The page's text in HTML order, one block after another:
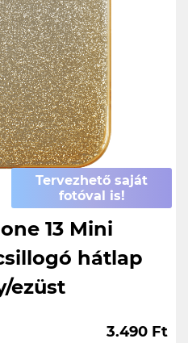
Tervezhető saját
fotóval is!
13 Mini
hátlap
ezüst
3.490 Ft